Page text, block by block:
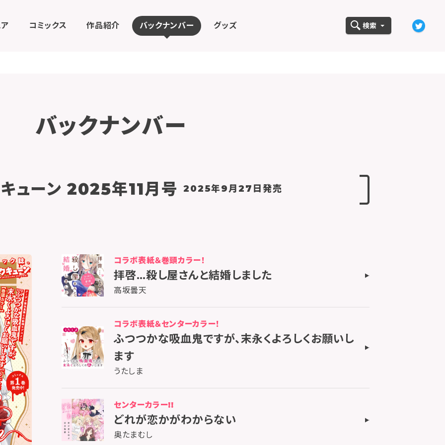
コミックス 作品紹介 バックナンバー グッズ 検索
バックナンバー
ューン 2025年11月号 2025年9月27日発売
コラボ表紙＆巻頭カラー！
拝啓…殺し屋さんと結婚しました
高坂曇天
コラボ表紙＆センターカラー！
ふつつかな吸血鬼ですが、末永くよろしくお願いし
ます
うたしま
センターカラー!!
どれが恋かがわからない
奥たまむし